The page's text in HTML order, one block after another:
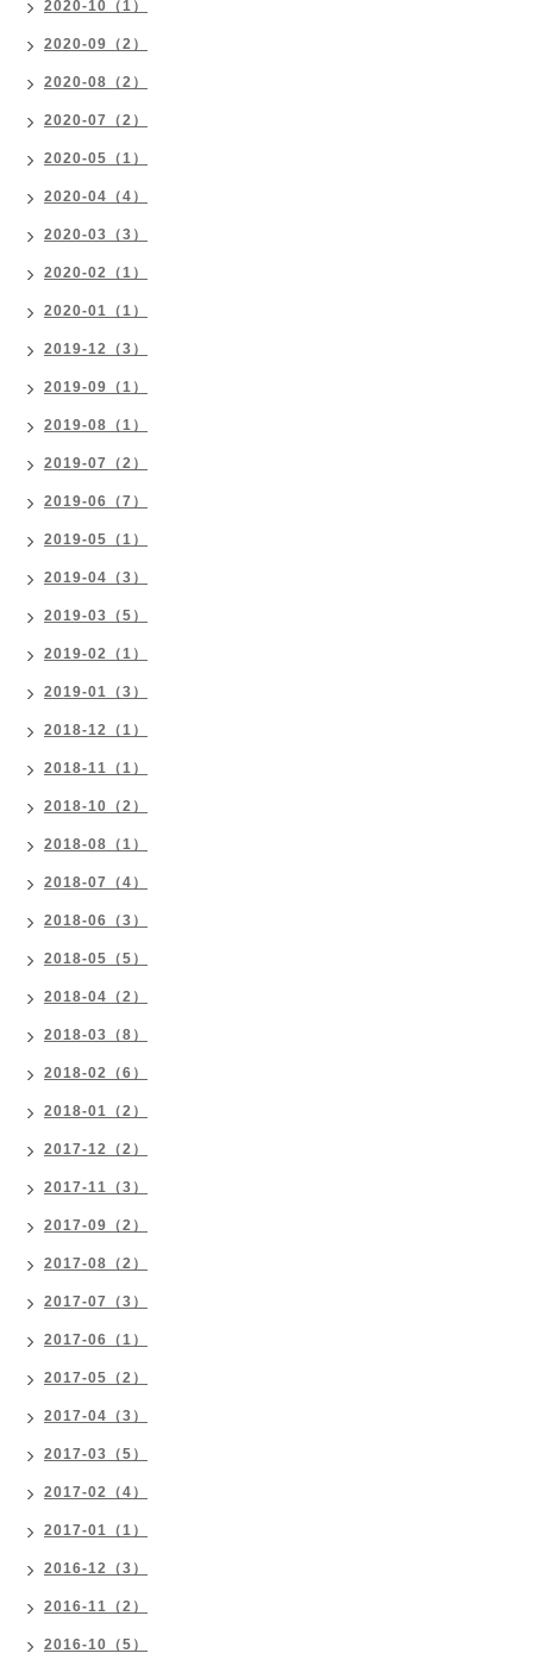
2020-10（1）
2020-09（2）
2020-08（2）
2020-07（2）
2020-05（1）
2020-04（4）
2020-03（3）
2020-02（1）
2020-01（1）
2019-12（3）
2019-09（1）
2019-08（1）
2019-07（2）
2019-06（7）
2019-05（1）
2019-04（3）
2019-03（5）
2019-02（1）
2019-01（3）
2018-12（1）
2018-11（1）
2018-10（2）
2018-08（1）
2018-07（4）
2018-06（3）
2018-05（5）
2018-04（2）
2018-03（8）
2018-02（6）
2018-01（2）
2017-12（2）
2017-11（3）
2017-09（2）
2017-08（2）
2017-07（3）
2017-06（1）
2017-05（2）
2017-04（3）
2017-03（5）
2017-02（4）
2017-01（1）
2016-12（3）
2016-11（2）
2016-10（5）